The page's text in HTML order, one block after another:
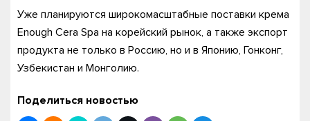
Уже планируются широкомасштабные поставки крема
Enough Cera Spa на корейский рынок, а также экспорт
продукта не только в Россию, но и в Японию, Гонконг,
Узбекистан и Монголию.
Поделиться новостью